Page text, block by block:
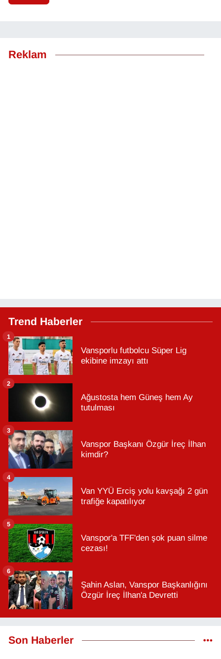
Reklam
Trend Haberler
Vansporlu futbolcu Süper Lig
ekibine imzayı attı
1
Ağustosta hem Güneş hem Ay
tutulması
2
Vanspor Başkanı Özgür İreç İlhan
kimdir?
3
Van YYÜ Erciş yolu kavşağı 2 gün
trafiğe kapatılıyor
4
Vanspor'a TFF'den şok puan silme
cezası!
5
Şahin Aslan, Vanspor Başkanlığını
Özgür İreç İlhan'a Devretti
6
Son Haberler